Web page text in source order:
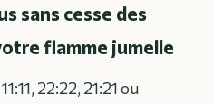
sans cesse des
flamme jumelle
22:22, 21:21 ou